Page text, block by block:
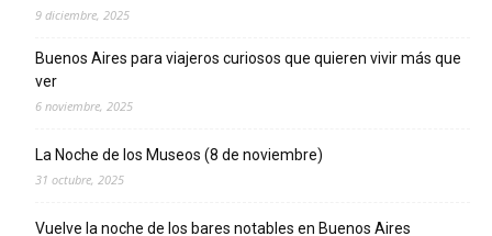
9 diciembre, 2025
Buenos Aires para viajeros curiosos que quieren vivir más que
ver
6 noviembre, 2025
La Noche de los Museos (8 de noviembre)
31 octubre, 2025
Vuelve la noche de los bares notables en Buenos Aires